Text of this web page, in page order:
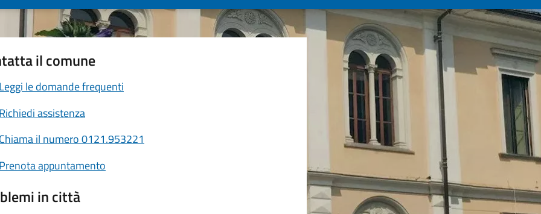
il comune
Leggi le domande frequenti
Richiedi assistenza
Chiama il numero 0121.953221
Prenota appuntamento
in città